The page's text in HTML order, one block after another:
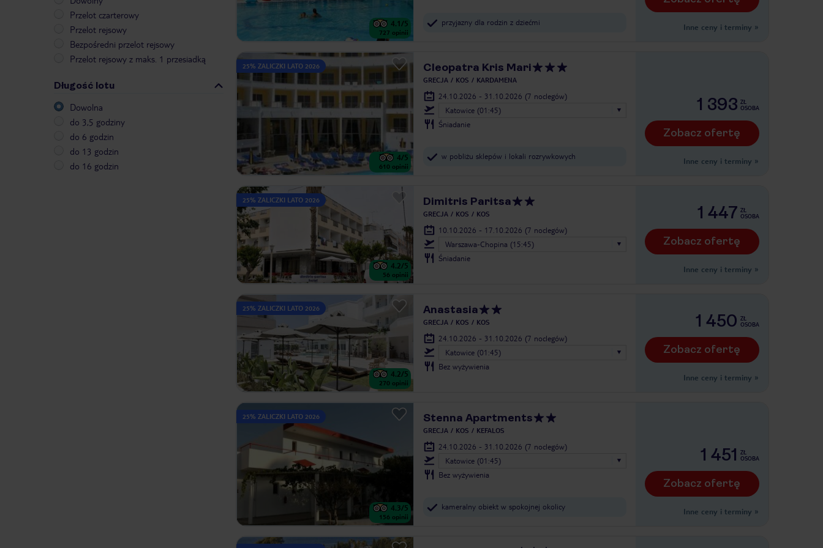
Przelot czarterowy
Przelot rejsowy
Bezpośredni przelot rejsowy
Przelot rejsowy z maks. 1 przesiadką
Długość lotu
Dowolna
do 3,5 godziny
do 6 godzin
do 13 godzin
do 16 godzin
4.1/5
727 opinii
przyjazny dla rodzin z dziećmi Inne ceny i terminy »
25% ZALICZKI LATO 2026
4/5
610 opinii
Cleopatra Kris Mari
GRECJA KOS KARDAMENA
24.10.2026 - 31.10.2026 (7 noclegów)
Katowice (01:45)
Śniadanie
w pobliżu sklepów i lokali rozrywkowych
1 393 ZŁ
OSOBA
Zobacz ofertę
Inne ceny i terminy »
25% ZALICZKI LATO 2026
4.2/5
56 opinii
Dimitris Paritsa
GRECJA KOS KOS
10.10.2026 - 17.10.2026 (7 noclegów)
Warszawa-Chopina (15:45)
Śniadanie
1 447 ZŁ
OSOBA
Zobacz ofertę
Inne ceny i terminy »
25% ZALICZKI LATO 2026
4.2/5
270 opinii
Anastasia
GRECJA KOS KOS
24.10.2026 - 31.10.2026 (7 noclegów)
Katowice (01:45)
Bez wyżywienia
1 450 ZŁ
OSOBA
Zobacz ofertę
Inne ceny i terminy »
25% ZALICZKI LATO 2026
4.3/5
156 opinii
Stenna Apartments
GRECJA KOS KEFALOS
24.10.2026 - 31.10.2026 (7 noclegów)
Katowice (01:45)
Bez wyżywienia
kameralny obiekt w spokojnej okolicy
1 451
ZŁ
OSOBA
Zobacz ofertę
Inne ceny i terminy »